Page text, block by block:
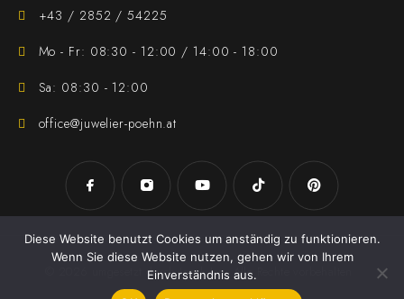
+43 / 2852 / 54225
Mo - Fr: 08:30 - 12:00 / 14:00 - 18:00
Sa: 08:30 - 12:00
office@juwelier-poehn.at
© 2026 umgesetzt durchJezek Jan. Alle Rechte vorbehalten
Diese Website benutzt Cookies um anständig zu funktionieren.
Wenn Sie diese Website nutzen, gehen wir von Ihrem
Einverständnis aus.